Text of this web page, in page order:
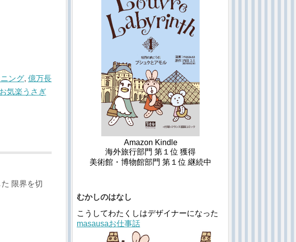
ング, 億万長
お気楽うさぎ
限界を切
Amazon Kindle
海外旅行部門 第１位 獲得
美術館・博物館部門 第１位 継続中
むかしのはなし
こうしてわたくしはデザイナーになった
masausaお仕事話